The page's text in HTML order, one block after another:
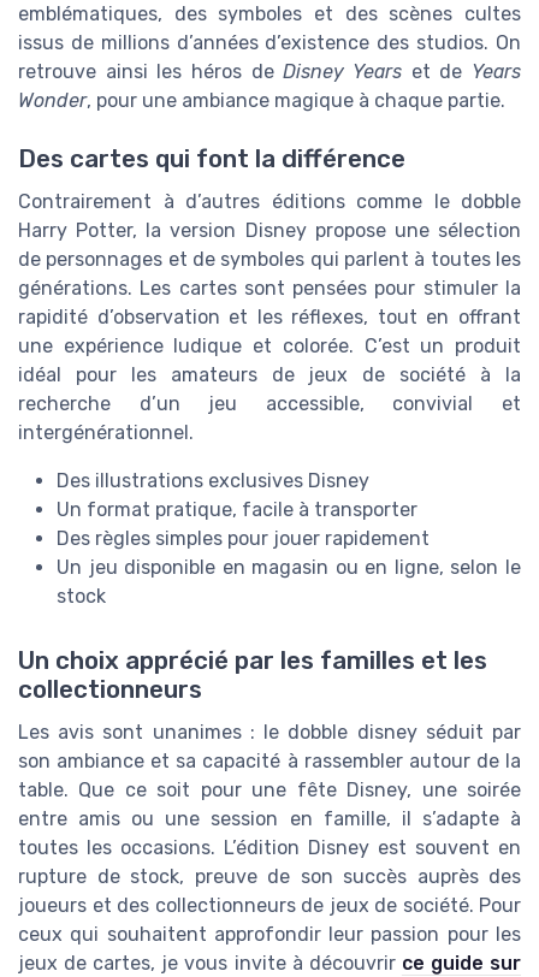
emblématiques, des symboles et des scènes cultes
issus de millions d’années d’existence des studios. On
retrouve ainsi les héros deDisney Years et de Years
Wonder, pour une ambiance magique à chaque partie.
Des cartes qui font la différence
Contrairement à d’autres éditions comme le dobble
Harry Potter, la version Disney propose une sélection
de personnages et de symboles qui parlent à toutes les
générations. Les cartes sont pensées pour stimuler la
rapidité d’observation et les réflexes, tout en offrant
une expérience ludique et colorée. C’est un produit
idéal pour les amateurs de jeux de société à la
recherche d’un jeu accessible, convivial et
intergénérationnel.
Des illustrations exclusives Disney
Un format pratique, facile à transporter
Des règles simples pour jouer rapidement
Un jeu disponible en magasin ou en ligne, selon le
stock
Un choix apprécié par les familles et les
collectionneurs
Les avis sont unanimes : le dobble disney séduit par
son ambiance et sa capacité à rassembler autour de la
table. Que ce soit pour une fête Disney, une soirée
entre amis ou une session en famille, il s’adapte à
toutes les occasions. L’édition Disney est souvent en
rupture de stock, preuve de son succès auprès des
joueurs et des collectionneurs de jeux de société. Pour
ceux qui souhaitent approfondir leur passion pour les
jeux de cartes, je vous invite à découvrir ce guide sur